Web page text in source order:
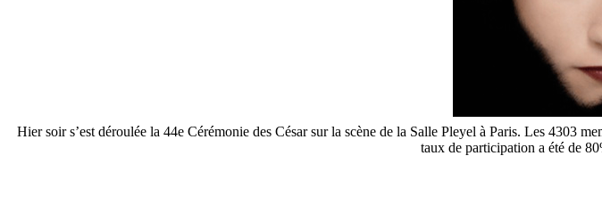
Hier soir s’est déroulée la 44e Cérémonie des César sur la scène de la Salle Pleyel à Paris. Les 4303
taux de participation a été de